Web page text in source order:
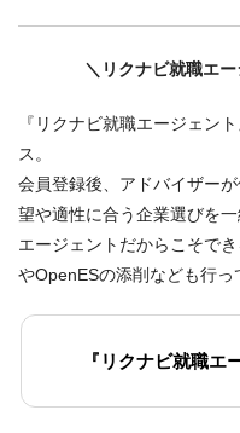
＼リクナビ就職エ
『リクナビ就職エージェン
ス。
会員登録後、アドバイザー
望や適性に合う企業選びを一
エージェントだからこそで
やOpenESの添削なども行っ
『リクナビ就職エ